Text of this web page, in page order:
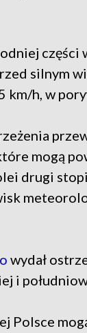
silnym
h, w
mogą
drugi
wydał
i
Polsce